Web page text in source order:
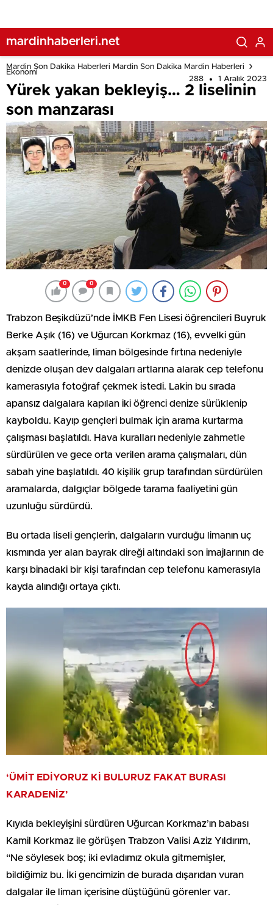
mardinhaberleri.net
Mardin Son Dakika Haberleri Mardin Son Dakika Mardin Haberleri
Ekonomi
288
1 Aralık 2023
Yürek yakan bekleyiş… 2 liselinin
son manzarası
0 0
Trabzon Beşikdüzü’nde İMKB Fen Lisesi öğrencileri Buyruk
Berke Aşık (16) ve Uğurcan Korkmaz (16), evvelki gün
akşam saatlerinde, liman bölgesinde fırtına nedeniyle
denizde oluşan dev dalgaları artlarına alarak cep telefonu
kamerasıyla fotoğraf çekmek istedi. Lakin bu sırada
apansız dalgalara kapılan iki öğrenci denize sürüklenip
kayboldu. Kayıp gençleri bulmak için arama kurtarma
çalışması başlatıldı. Hava kuralları nedeniyle zahmetle
sürdürülen ve gece orta verilen arama çalışmaları, dün
sabah yine başlatıldı. 40 kişilik grup tarafından sürdürülen
aramalarda, dalgıçlar bölgede tarama faaliyetini gün
uzunluğu sürdürdü.
Bu ortada liseli gençlerin, dalgaların vurduğu limanın uç
kısmında yer alan bayrak direği altındaki son imajlarının de
karşı binadaki bir kişi tarafından cep telefonu kamerasıyla
kayda alındığı ortaya çıktı.
‘ÜMİT EDİYORUZ Kİ BULURUZ FAKAT BURASI
KARADENİZ’
Kıyıda bekleyişini sürdüren Uğurcan Korkmaz’ın babası
Kamil Korkmaz ile görüşen Trabzon Valisi Aziz Yıldırım,
“Ne söylesek boş; iki evladımız okula gitmemişler,
bildiğimiz bu. İki gencimizin de burada dışarıdan vuran
dalgalar ile liman içerisine düştüğünü görenler var.